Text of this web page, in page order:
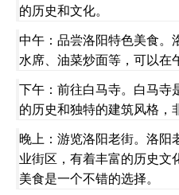
的历史和文化。
中午：品尝洛阳特色美食。
水席、油菜炒面等，可以在
下午：前往白马寺。白马寺
的历史和独特的建筑风格，
晚上：游览洛阳老街。洛阳
业街区，有着丰富的历史文
美食是一个不错的选择。